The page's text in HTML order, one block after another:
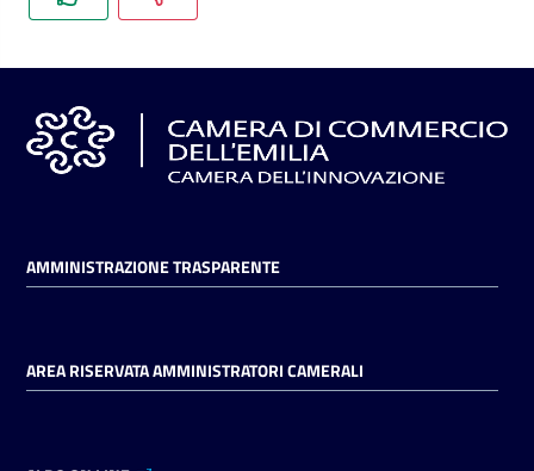
territorio
Tutelare
l'Impresa
in
digitale
AMMINISTRAZIONE TRASPARENTE
AREA RISERVATA AMMINISTRATORI CAMERALI